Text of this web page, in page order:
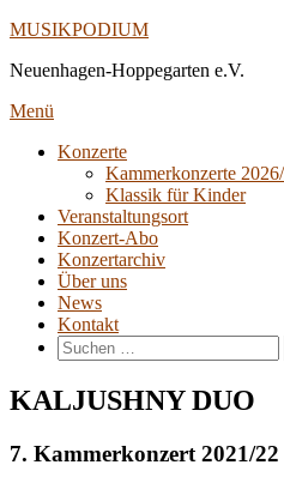
Direkt
Inhalt
MUSIKPODIUM
Neuenhagen-Hoppegarten e.V.
Menü
Konzerte
Kammerkonzerte
Klassik für Kinder
Veranstaltungsort
Konzert-Abo
Konzertarchiv
Über uns
News
Kontakt
Suche
nach:
KALJUSHNY DUO
7. Kammerkonzert 2021/22